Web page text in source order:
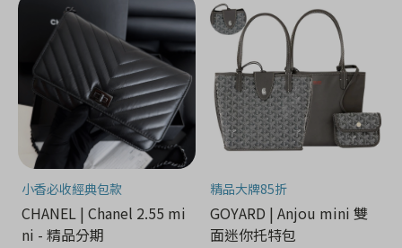
小香必收經典包款
CHANEL | Chanel 2.55 mi
ni - 精品分期
精品大牌85折
GOYARD | Anjou mini 雙
面迷你托特包